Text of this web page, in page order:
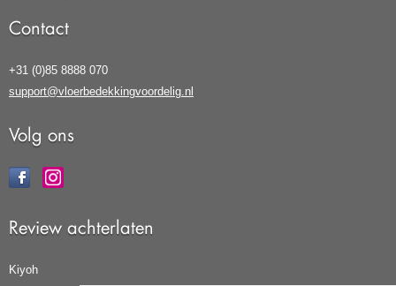
Contact
+31 (0)85 8888 070
support@vloerbedekkingvoordelig.nl
Volg ons
Review achterlaten
Kiyoh